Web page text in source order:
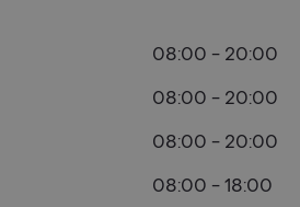
08:00 - 20:00
08:00 - 20:00
08:00 - 20:00
08:00 - 18:00